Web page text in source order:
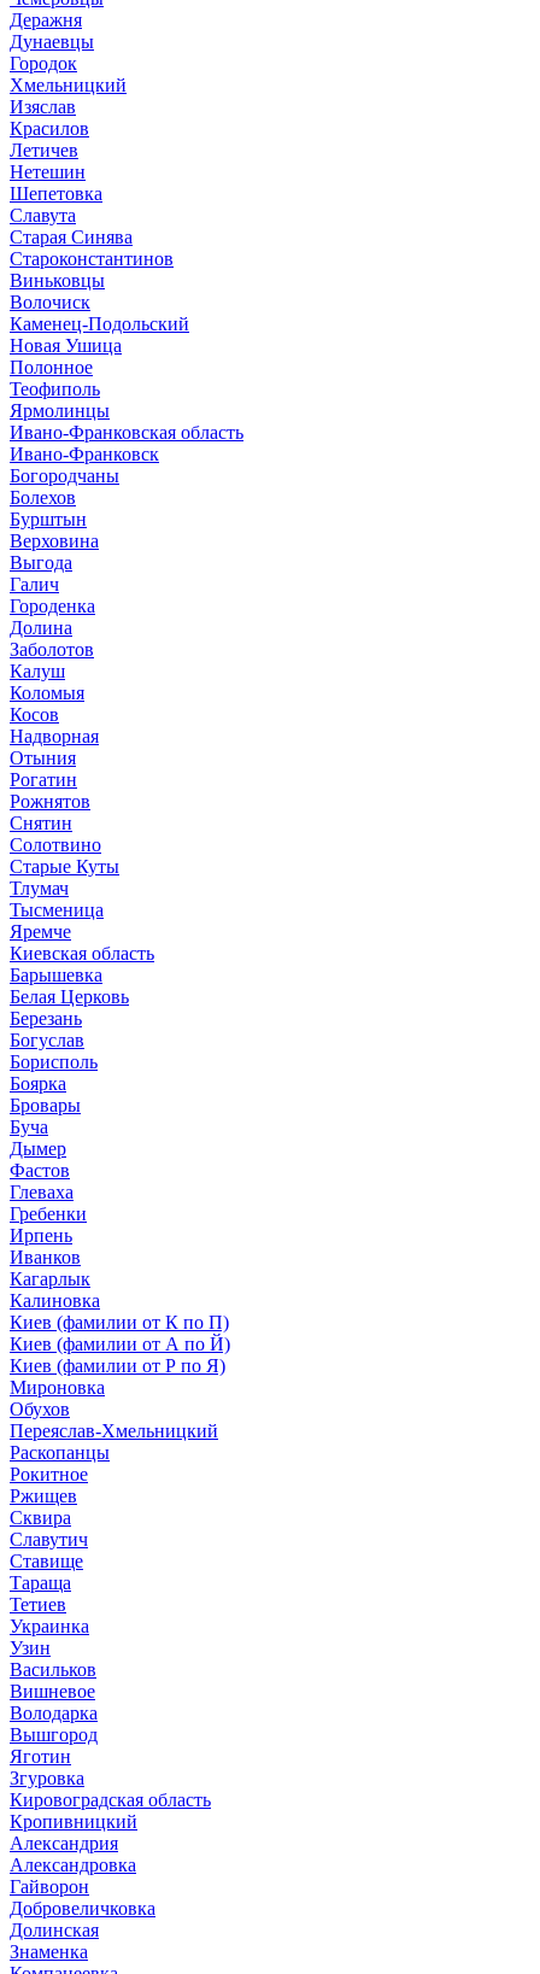
Деражня
Дунаевцы
Городок
Хмельницкий
Изяслав
Красилов
Летичев
Нетешин
Шепетовка
Славута
Старая Синява
Староконстантинов
Виньковцы
Волочиск
Каменец-Подольский
Новая Ушица
Полонное
Теофиполь
Ярмолинцы
Ивано-Франковская область
Ивано-Франковск
Богородчаны
Болехов
Бурштын
Верховина
Выгода
Галич
Городенка
Долина
Заболотов
Калуш
Коломыя
Косов
Надворная
Отыния
Рогатин
Рожнятов
Снятин
Солотвино
Старые Куты
Тлумач
Тысменица
Яремче
Киевская область
Барышевка
Белая Церковь
Березань
Богуслав
Борисполь
Боярка
Бровары
Буча
Дымер
Фастов
Глеваха
Гребенки
Ирпень
Иванков
Кагарлык
Калиновка
Киев (фамилии от К по П)
Киев (фамилии от А по Й)
Киев (фамилии от Р по Я)
Мироновка
Обухов
Переяслав-Хмельницкий
Раскопанцы
Рокитное
Ржищев
Сквира
Славутич
Ставище
Тараща
Тетиев
Украинка
Узин
Васильков
Вишневое
Володарка
Вышгород
Яготин
Згуровка
Кировоградская область
Кропивницкий
Александрия
Александровка
Гайворон
Добровеличковка
Долинская
Знаменка